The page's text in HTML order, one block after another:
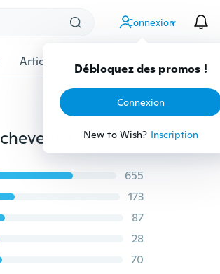
Connexion
Débloquez des promos !
Connexion
New to Wish? Inscription
Articles pour animaux domestiques
Petites perles de cheveux Viking Petites perles de cheveux Long Viking Perles spirales Perles de charme pour tresses de cheveux pour perles d'épingles à barbe Accessoires&Joaillerie
655
173
87
28
70